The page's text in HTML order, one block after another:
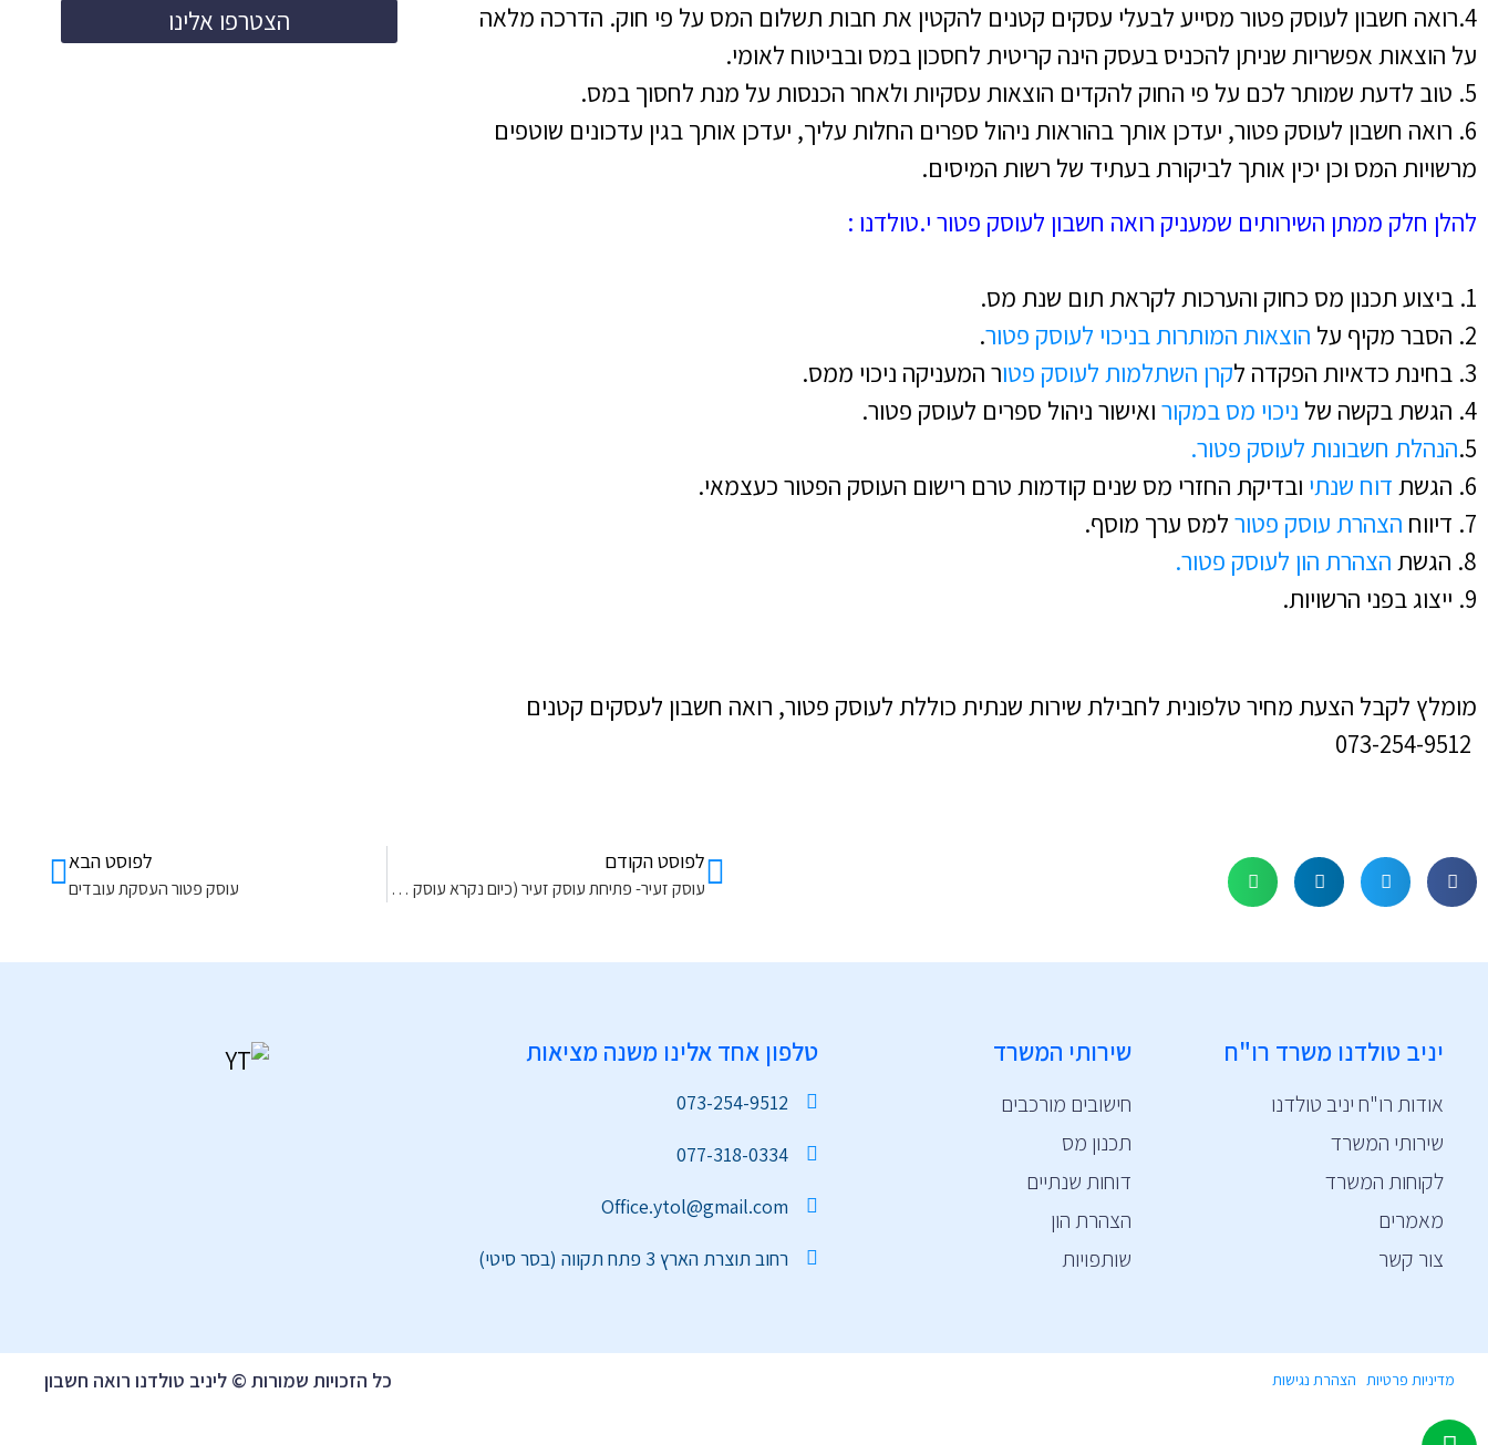
4.רואה חשבון לעוסק פטור מסייע לבעלי עסקים קטנים להקטין את חבות תשלום המס על פי חוק. הדרכה מלאה
על הוצאות אפשריות שניתן להכניס בעסק הינה קריטית לחסכון במס ובביטוח לאומי.
5. טוב לדעת שמותר לכם על פי החוק להקדים הוצאות עסקיות ולאחר הכנסות על מנת לחסוך במס.
6. רואה חשבון לעוסק פטור, יעדכן אותך בהוראות ניהול ספרים החלות עליך, יעדכן אותך בגין עדכונים שוטפים
מרשויות המס וכן יכין אותך לביקורת בעתיד של רשות המיסים.
להלן חלק ממתן השירותים שמעניק רואה חשבון לעוסק פטור י.טולדנו :
1. ביצוע תכנון מס כחוק והערכות לקראת תום שנת מס.
2. הסבר מקיף על
הוצאות המותרות בניכוי לעוסק פטור.
3. בחינת כדאיות הפקדה ל
קרן השתלמות לעוסק פטור המעניקה ניכוי ממס.
4. הגשת בקשה של
ניכוי מס במקור ואישור ניהול ספרים לעוסק פטור.
5. הנהלת חשבונות לעוסק פטור.
6. הגשת
דוח שנתי ובדיקת החזרי מס שנים קודמות טרם רישום העוסק הפטור כעצמאי.
7. דיווח
הצהרת עוסק פטור למס ערך מוסף.
8. הגשת
הצהרת הון לעוסק פטור.
9. ייצוג בפני הרשויות.
מומלץ לקבל הצעת מחיר טלפונית לחבילת שירות שנתית כוללת לעוסק פטור, רואה חשבון לעסקים קטנים
הצטרפו אלינו
לפוסט הקודם
עוסק זעיר- פתיחת עוסק זעיר (כיום נקרא עוסק פטור)
לפוסט הבא
עוסק פטור העסקת עובדים
יניב טולדנו משרד רו"ח
אודות רו"ח יניב טולדנו
שירותי המשרד
לקוחות המשרד
מאמרים
צור קשר
שירותי המשרד
חישובים מורכבים
תכנון מס
דוחות שנתיים
הצהרת הון
שותפויות
טלפון אחד אלינו משנה מציאות
073-254-9512
077-318-0334
Office.ytol@gmail.com
רחוב תוצרת הארץ 3 פתח תקווה (בסר סיטי)
מדיניות פרטיות הצהרת נגישות כל הזכויות שמורות © ליניב טולדנו רואה חשבון